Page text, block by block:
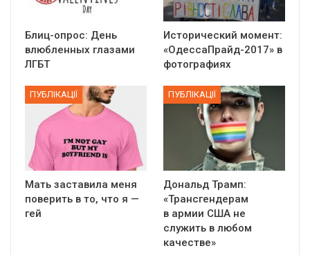
Блиц-опрос: День
влюбленных глазами
ЛГБТ
Исторический момент:
«ОдессаПрайд-2017» в
фотографиях
ПУБЛІКАЦІЇ
Мать заставила меня
поверить в то, что я —
гей
ПУБЛІКАЦІЇ
Дональд Трамп:
«Трансгендерам
в армии США не
служить в любом
качестве»